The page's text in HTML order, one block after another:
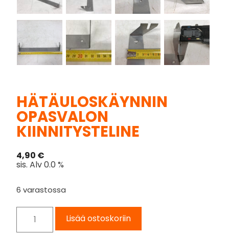
HÄTÄULOSKÄYNNIN
OPASVALON
KIINNITYSTELINE
4,90 €
sis. Alv 0.0 %
6 varastossa
Lisää ostoskoriin